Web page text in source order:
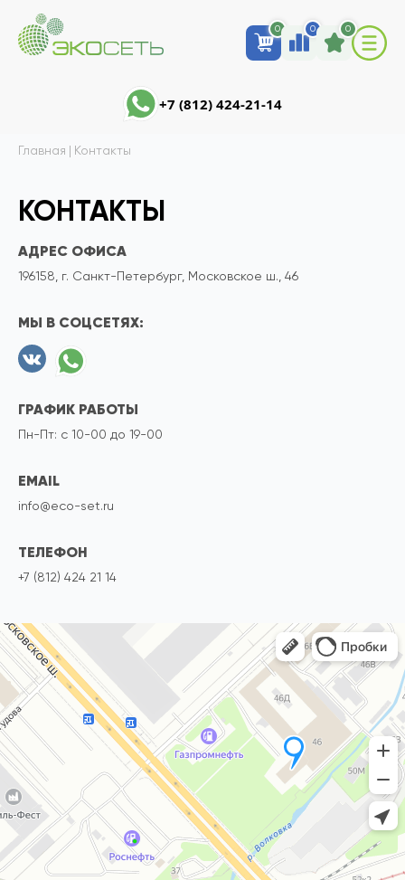
0 0 0
+7 (812) 424-21-14
Главная | Контакты
КОНТАКТЫ
АДРЕС ОФИСА
196158 г. Санкт-Петербург, Московское ш., 46
МЫ В СОЦСЕТЯХ:
ГРАФИК РАБОТЫ
Пн-Пт: с 10-00 до 19-00
EMAIL
info@eco-set.ru
ТЕЛЕФОН
+7 (812) 424 21 14